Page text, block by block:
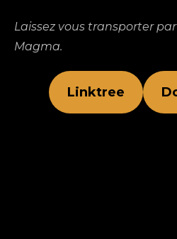
Laissez vous transporter
Magma.
Linktree